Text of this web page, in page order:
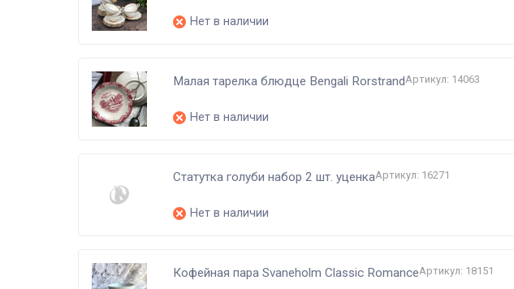
Нет в наличии
Малая тарелка блюдце Bengali RorstrandАртикул: 14063
Нет в наличии
Статутка голуби набор 2 шт. уценкаАртикул: 16271
Нет в наличии
Кофейная пара Svaneholm Classic RomanceАртикул: 18151